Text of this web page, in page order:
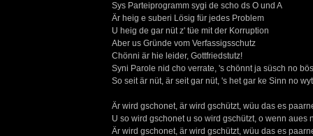
Sys Parteiprogramm sygi de scho ds O und A
Är heig e suberi Lösig für jedes Problem
U heig de gar nüt z' tüe mit der Korruption
Aber us Gründe vom Verfassigsschutz
Chönni är hie leider, Gottfriedstutz!
Syni Parole nid cho verrate, 's chönnt ja süsch no
So seit är nüt, är seit gar nüt, 's het gar ke Sinn no
Är wird gschonet, är wird gschützt, wüu das es
U so wird gschonet u so wird gschützt, o wenn aues
Är wird gschonet, är wird gschützt, wüu das es